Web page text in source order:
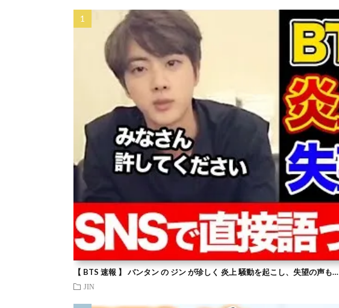
【 BTS 速報 】 バンタン の ジン が珍しく 炎上 騒動を起こし、失望の声も…
JIN